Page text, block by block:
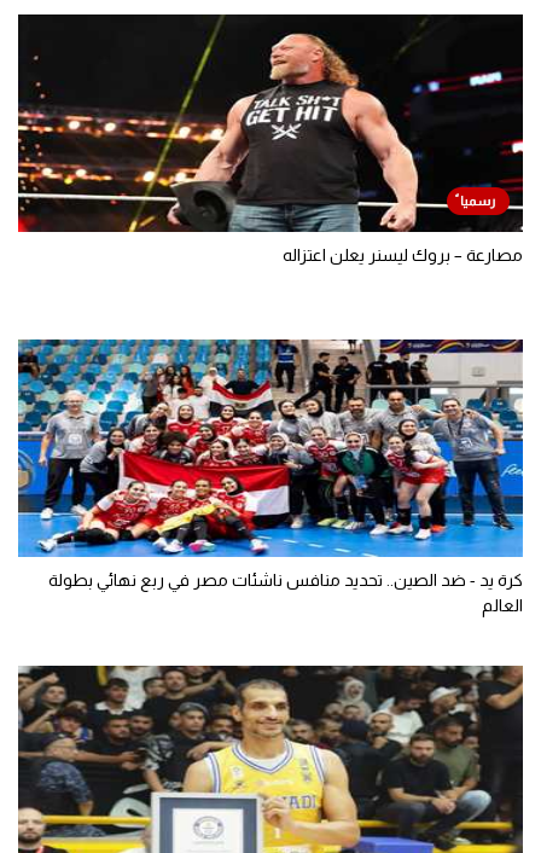
مصارعة – بروك ليسنر يعلن اعتزاله
كرة يد - ضد الصين.. تحديد منافس ناشئات مصر في ربع نهائي بطولة
العالم